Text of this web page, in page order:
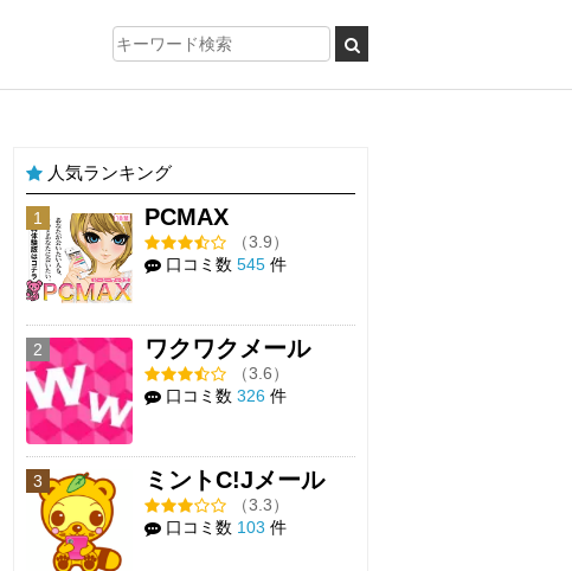
人気ランキング
1 PCMAX
（3.9）
口コミ数 545 件
2 ワクワクメール
（3.6）
口コミ数 326 件
3 ミントC!Jメール
（3.3）
口コミ数 103 件